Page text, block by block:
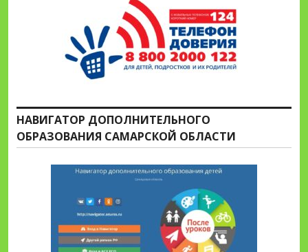
НАВИГАТОР ДОПОЛНИТЕЛЬНОГО
ОБРАЗОВАНИЯ САМАРСКОЙ ОБЛАСТИ